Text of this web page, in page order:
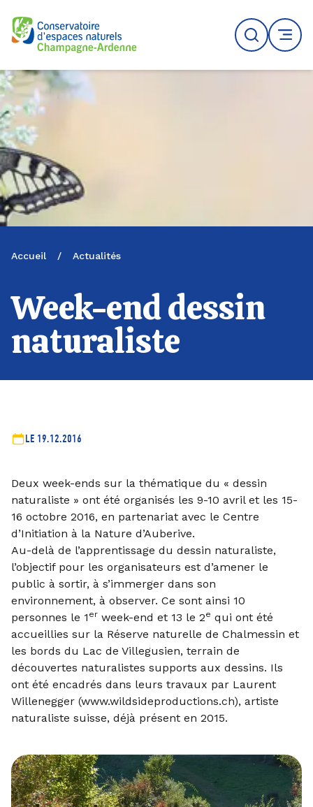
Logo du CENCA
Recherche
MENU
Accueil / Actualités
Week-end dessin
naturaliste
LE 19.12.2016
Deux week-ends sur la thématique du « dessin
naturaliste » ont été organisés les 9-10 avril et les 15-
16 octobre 2016, en partenariat avec le Centre
d’Initiation à la Nature d’Auberive.
Au-delà de l’apprentissage du dessin naturaliste,
l’objectif pour les organisateurs est d’amener le
public à sortir, à s’immerger dans son
environnement, à observer. Ce sont ainsi 10
personnes le 1 er week-end et 13 le 2e qui ont été
accueillies sur la Réserve naturelle de Chalmessin et
les bords du Lac de Villegusien, terrain de
découvertes naturalistes supports aux dessins. Ils
ont été encadrés dans leurs travaux par Laurent
Willenegger (www.wildsideproductions.ch), artiste
naturaliste suisse, déjà présent en 2015.